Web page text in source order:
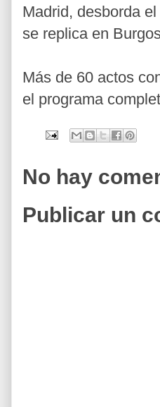
Madrid, desborda
se replica en
Más de 60 actos
el programa
No hay
Publicar un